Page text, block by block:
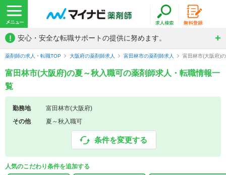
! 安心・安全な転職サポートの提供に努めます。
薬剤師の求人・転職TOP 大阪府の薬剤師求人 富田林市の薬剤師求人 富田林市(大阪府)
富田林市(大阪府)の夏～秋入職可の薬剤師求人・転職情報一
覧
勤務地
富田林市(大阪府)
その他
夏～秋入職可
条件を変更する
人気のこだわり条件を追加する